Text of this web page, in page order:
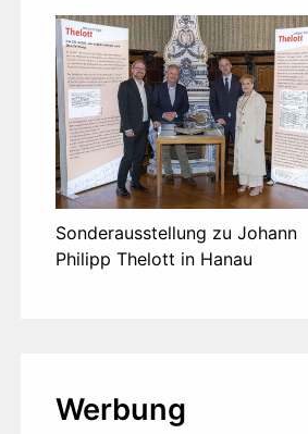
Sonderausstellung zu Johann
Philipp Thelott in Hanau
Werbung